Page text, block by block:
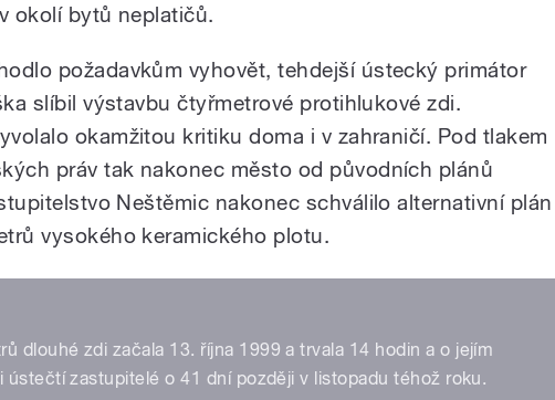
okolí bytů neplatičů.
požadavkům vyhovět, tehdejší ústecký primátor
slíbil výstavbu čtyřmetrové protihlukové zdi.
okamžitou kritiku doma i v zahraničí. Pod tlakem
práv tak nakonec město od původních plánů
Neštěmic nakonec schválilo alternativní plán
vysokého keramického plotu.
dlouhé zdi začala 13. října 1999 a trvala 14 hodin a o jejím
ústečtí zastupitelé o 41 dní později v listopadu téhož roku.